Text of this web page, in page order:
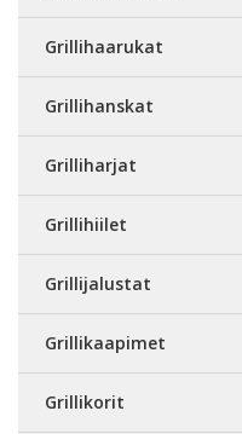
Grillihaarukat
Grillihanskat
Grilliharjat
Grillihiilet
Grillijalustat
Grillikaapimet
Grillikorit